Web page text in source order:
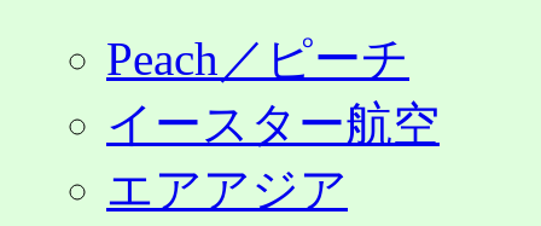
Peach／ピーチ
イースター航空
エアアジア